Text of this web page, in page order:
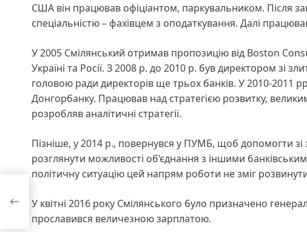
США він працював офіціантом, паркувальником. Після
спеціальністю – фахівцем з оподаткування. Далі
У 2005 Смілянський отримав пропозицію від Boston
Україні та Росії. З 2008 р. до 2010 р. був директором зі
головою ради директорів ще трьох банків. У 2010-2011
Донгорбанку. Працював над стратегією розвитку,
розробляв аналітичні стратегії.
Пізніше, у 2014 р., повернувся у ПУМБ, щоб допомогти зі
розглянути можливості об’єднання з іншими
політичну ситуацію цей напрям роботи не зміг
У квітні 2016 року Смілянського було призначено
прославився величезною зарплатою.